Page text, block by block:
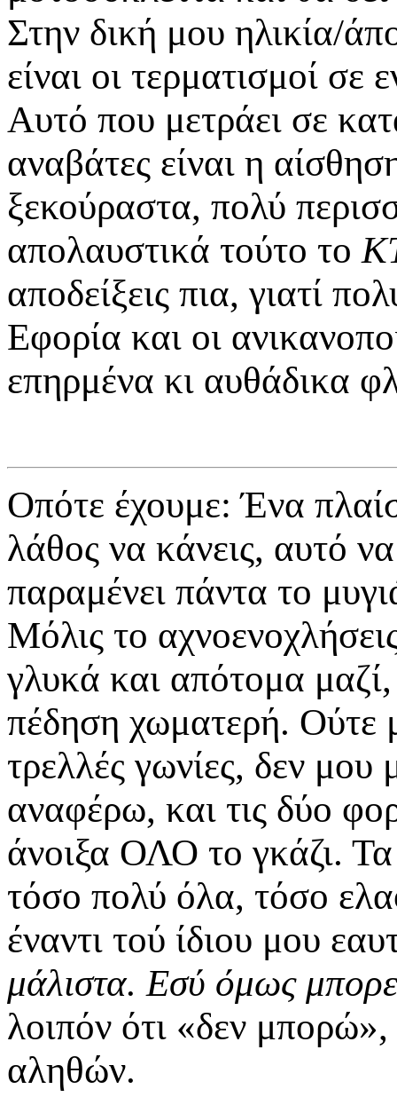
Στην δική μου ηλικία/
είναι οι τερματισμοί
Αυτό που μετράει σε
αναβάτες είναι η
ξεκούραστα, πολύ
απολαυστικά τούτο το
αποδείξεις πια, γιατί
Εφορία και οι
επηρμένα κι αυθάδικα
Οπότε έχουμε: Ένα
λάθος να κάνεις, αυτό
παραμένει πάντα το
Μόλις το
γλυκά και απότομα
πέδηση χωματερή. Ούτε
τρελλές γωνίες, δεν μου
αναφέρω, και τις δύο
άνοιξα ΟΛΟ το γκάζι.
τόσο πολύ όλα, τόσο
έναντι τού ίδιου μου
μάλιστα. Εσύ όμως
λοιπόν ότι «δεν
αληθών.